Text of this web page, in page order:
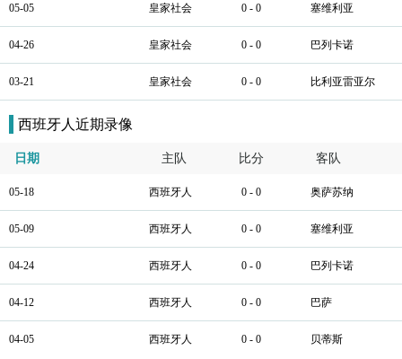
05-05 皇家社会 0 - 0 塞维利亚
04-26 皇家社会 0 - 0 巴列卡诺
03-21 皇家社会 0 - 0 比利亚雷亚尔
西班牙人近期录像
日期 主队 比分 客队
05-18 西班牙人 0 - 0 奥萨苏纳
05-09 西班牙人 0 - 0 塞维利亚
04-24 西班牙人 0 - 0 巴列卡诺
04-12 西班牙人 0 - 0 巴萨
04-05 西班牙人 0 - 0 贝蒂斯